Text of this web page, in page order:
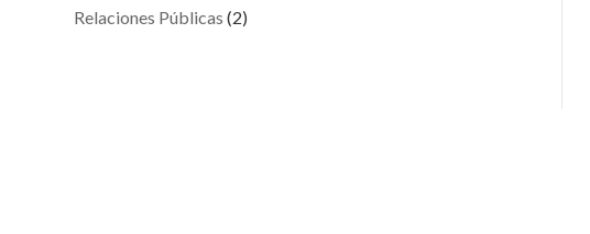
Relaciones Públicas (2)